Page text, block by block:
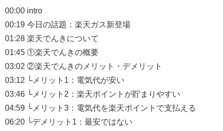
00:00 intro
00:19 今日の話題：楽天ガス新登場
01:28 楽天でんきについて
01:45 ①楽天でんきの概要
03:02 ②楽天でんきのメリット・デメリット
03:12 └メリット1：電気代が安い
03:46 └メリット2：楽天ポイントが貯まりやすい
04:59 └メリット3：電気代を楽天ポイントで支払える
06:20 └デメリット1：最安ではない